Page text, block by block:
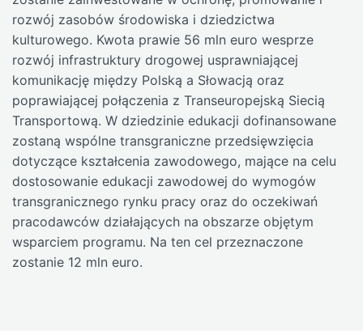
rozwój zasobów środowiska i dziedzictwa
kulturowego. Kwota prawie 56 mln euro wesprze
rozwój infrastruktury drogowej usprawniającej
komunikację między Polską a Słowacją oraz
poprawiającej połączenia z Transeuropejską Siecią
Transportową. W dziedzinie edukacji dofinansowane
zostaną wspólne transgraniczne przedsięwzięcia
dotyczące kształcenia zawodowego, mające na celu
dostosowanie edukacji zawodowej do wymogów
transgranicznego rynku pracy oraz do oczekiwań
pracodawców działających na obszarze objętym
wsparciem programu. Na ten cel przeznaczone
zostanie 12 mln euro.